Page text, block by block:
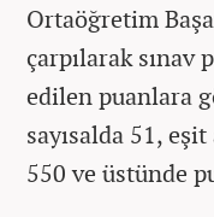
Ortaöğretim
çarpılarak sınav
edilen puanlara
sayısalda 51,
550 ve üstünde